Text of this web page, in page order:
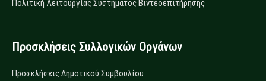
Πολιτική Λειτουργίας Συστήματος Βιντεοεπιτήρησης
Προσκλήσεις Συλλογικών Οργάνων
Προσκλήσεις Δημοτικού Συμβουλίου